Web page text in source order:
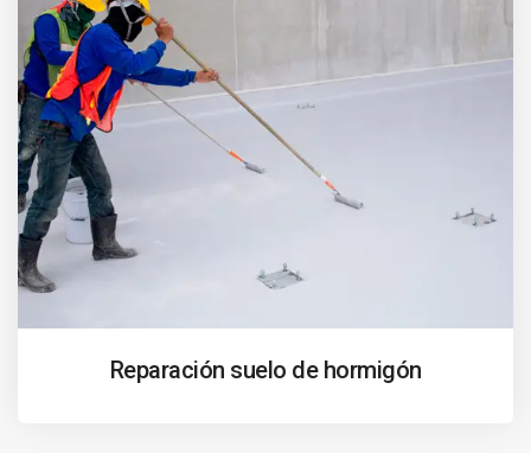
Reparación suelo de hormigón